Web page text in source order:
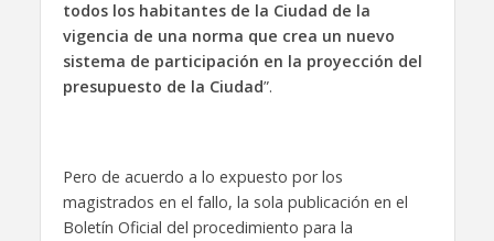
todos los habitantes de la Ciudad de la
vigencia de una norma que crea un nuevo
sistema de participación en la proyección del
presupuesto de la Ciudad”.
Pero de acuerdo a lo expuesto por los
magistrados en el fallo, la sola publicación en el
Boletín Oficial del procedimiento para la